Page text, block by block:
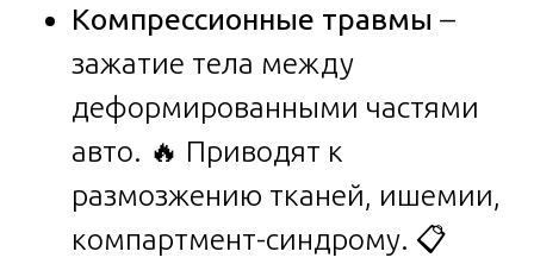
Компрессионные травмы –
зажатие тела между
деформированными частями
авто. 🔥 Приводят к
размозжению тканей, ишемии,
компартмент-синдрому. 📋